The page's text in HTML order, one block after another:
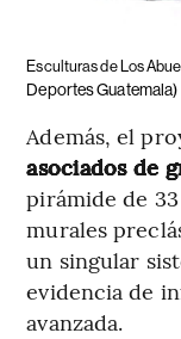
Esculturas de Los
Deportes Guatemala)
Además, el
asociados de
pirámide de
murales
un singular
evidencia de
avanzada.